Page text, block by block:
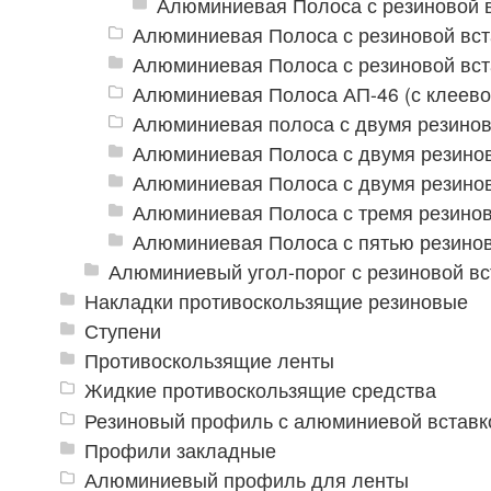
Алюминиевая Полоса с резиновой
Алюминиевая Полоса с резиновой
Алюминиевая Полоса АП-46 (с
Алюминиевая полоса с двумя
Алюминиевая Полоса с двумя
Алюминиевая Полоса с двумя
Алюминиевая Полоса с тремя
Алюминиевая Полоса с пятью
Алюминиевый угол-порог с резиновой
Накладки противоскользящие резиновые
Ступени
Противоскользящие ленты
Жидкие противоскользящие средства
Резиновый профиль с алюминиевой
Профили закладные
Алюминиевый профиль для ленты